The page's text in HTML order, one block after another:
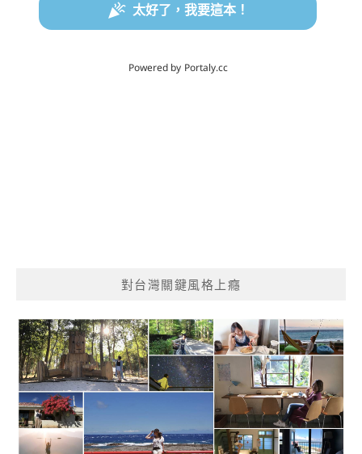
對台灣關鍵風格上癮